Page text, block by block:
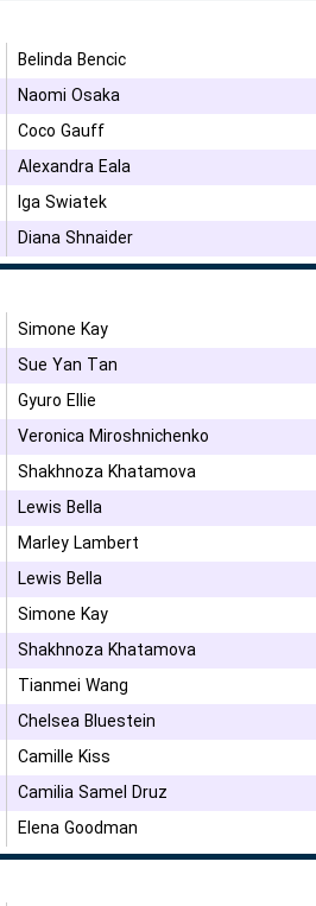
Belinda Bencic
Naomi Osaka
Coco Gauff
Alexandra Eala
Iga Swiatek
Diana Shnaider
Simone Kay
Sue Yan Tan
Gyuro Ellie
Veronica Miroshnichenko
Shakhnoza Khatamova
Lewis Bella
Marley Lambert
Lewis Bella
Simone Kay
Shakhnoza Khatamova
Tianmei Wang
Chelsea Bluestein
Camille Kiss
Camilia Samel Druz
Elena Goodman